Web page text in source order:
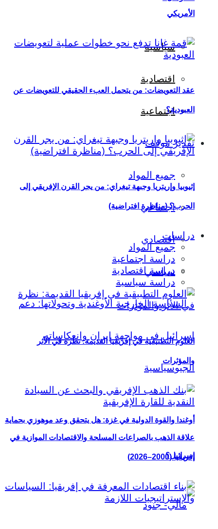
سياسية
اقتصادية
اجتماعية
تقدير موقف
جميع المواد
اجتماعي
اقتصادي
سياسي
أوغندا والقوة الدولية في غزة: هل يتحقق وعد موهوزي بحماية
إسرائيل؟
الأمريكي
عقد التعويضات: من يتحمل العبء الحقيقي للتعويضات عن
العبودية؟
إثيوبيا وإريتريا وجبهة تيغراي: من يجر القرن الإفريقي إلى
الحرب؟ (مناظرة افتراضية)
دراسات
جميع المواد
دراسة اجتماعية
دراسة اقتصادية
دراسة سياسية
العلوم التطبيقية في إفريقيا القديمة: نظرة في الأثر
والمؤثرات
علاقة الذهب بالصراعات المسلحة والاقتصادات الموازية في
إفريقيا (2000–2026)